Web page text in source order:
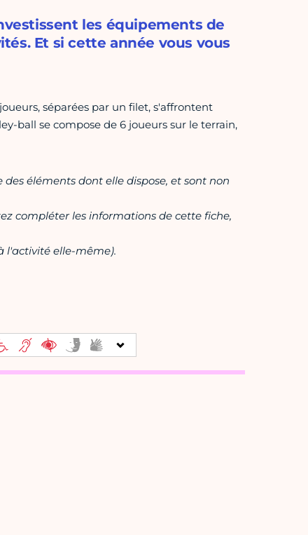
les équipements de
Et si cette année vous vous
séparées par un filet, s'affrontent
ball se compose de 6 joueurs sur le terrain,
éléments dont elle dispose, et sont non
compléter les informations de cette fiche,
l'activité elle-même).